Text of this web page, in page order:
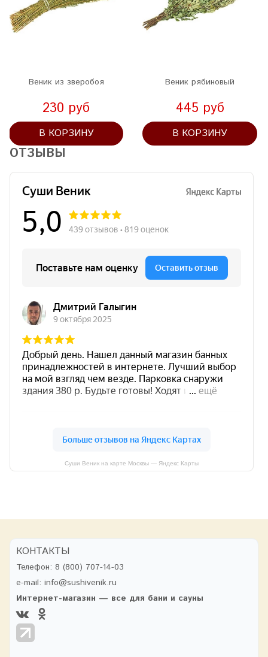
Веник из зверобоя
230 руб
В КОРЗИНУ
Веник рябиновый
445 руб
В КОРЗИНУ
ОТЗЫВЫ
Суши Веник на карте Москвы — Яндекс Карты
КОНТАКТЫ
Телефон: 8 (800) 707-14-03
e-mail: info@sushivenik.ru
Интернет-магазин — все для бани и сауны